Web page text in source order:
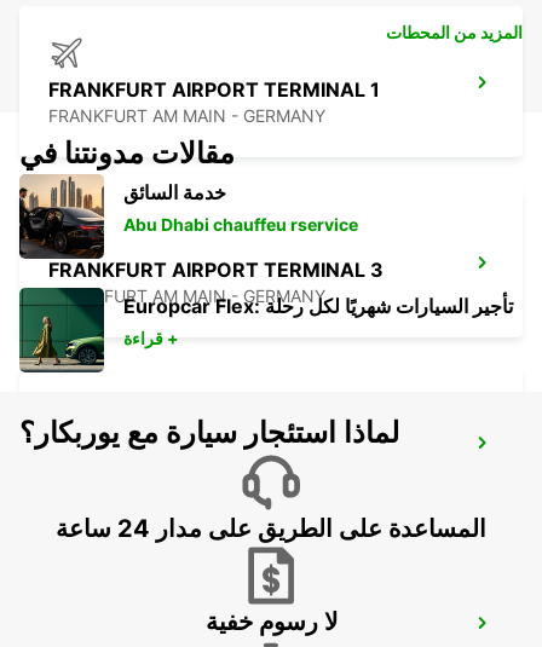
FRANKFURT AIRPORT TERMINAL 1
FRANKFURT AM MAIN - GERMANY
FRANKFURT AIRPORT TERMINAL 3
FRANKFURT AM MAIN - GERMANY
FRANKFURT BOCKENHEIM
FRANKFURT AM MAIN - GERMANY
المزيد من المحطات
مقالات مدونتنا في
خدمة السائق
Abu Dhabi chauffeu rservice
Europcar Flex: تأجير السيارات شهريًا لكل رحلة
قراءة +
لماذا استئجار سيارة مع يوربكار؟
المساعدة على الطريق على مدار 24 ساعة
لا رسوم خفية